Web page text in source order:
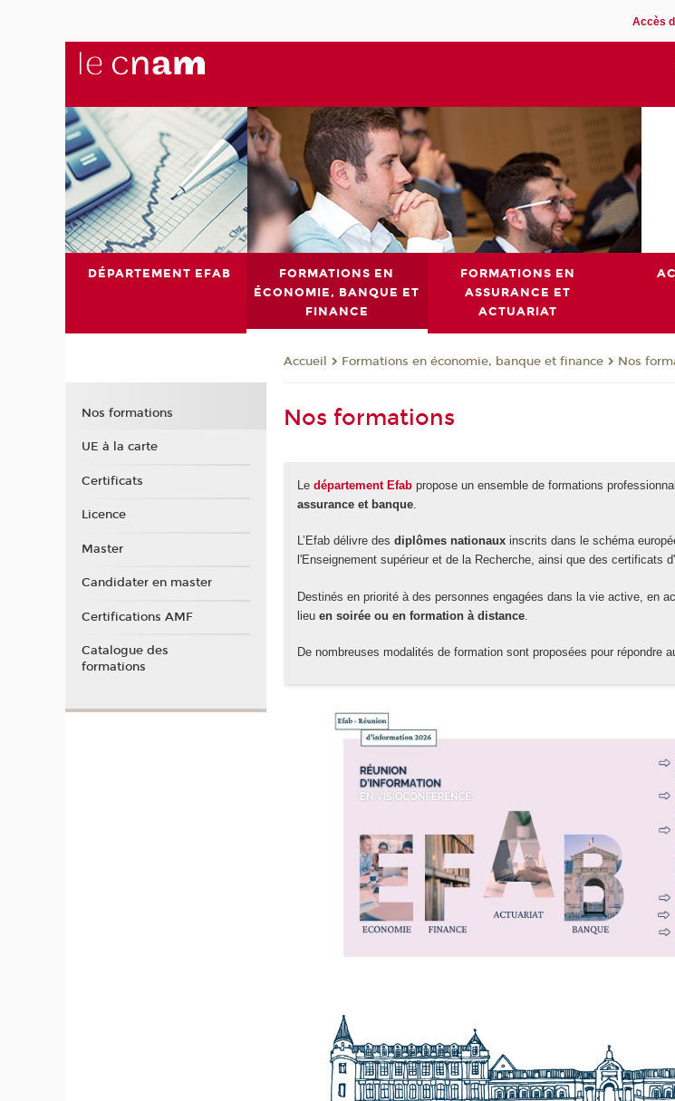
Accès
DÉPARTEMENT EFAB
FORMATIONS EN
ÉCONOMIE, BANQUE ET
FINANCE
FORMATIONS EN
ASSURANCE ET
ACTUARIAT
Accueil Formations en économie, banque et finance Nos
Nos formations
Ledépartement Efab propose un ensemble de formations
assurance et banque
L’Efab délivre desdiplômes nationaux inscrits dans le schéma
l'Enseignement supérieur et de la Recherche, ainsi que des
Destinés en priorité à des personnes engagées dans la vie active, en
lieuen soirée ou en formation à distance
De nombreuses modalités de formation sont proposées pour répondre
Nos formations
UE à la carte
Certificats
Licence
Master
Candidater en master
Certifications AMF
Catalogue des
formations